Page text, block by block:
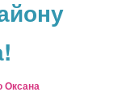
Оксана